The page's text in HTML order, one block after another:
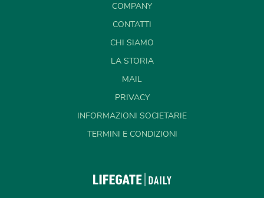
COMPANY
CONTATTI
CHI SIAMO
LA STORIA
MAIL
PRIVACY
INFORMAZIONI SOCIETARIE
TERMINI E CONDIZIONI